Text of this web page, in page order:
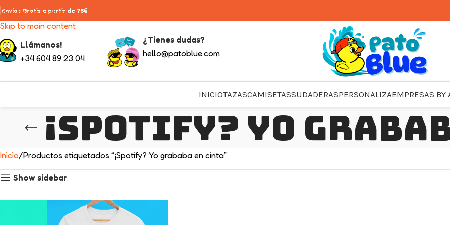
Skip to navigation
Skip to main content
Envíos Gratis a partir de 75€
Llámanos!
+34 604 89 23 04
¿Tienes dudas?
hello@patoblue.com
INICIOTAZASCAMISETASSUDADERASPERSONALIZAEMPRESAS BY
¡Spotify? Yo
Inicio Productos etiquetados “¡Spotify? Yo grababa en cinta”
Show sidebar